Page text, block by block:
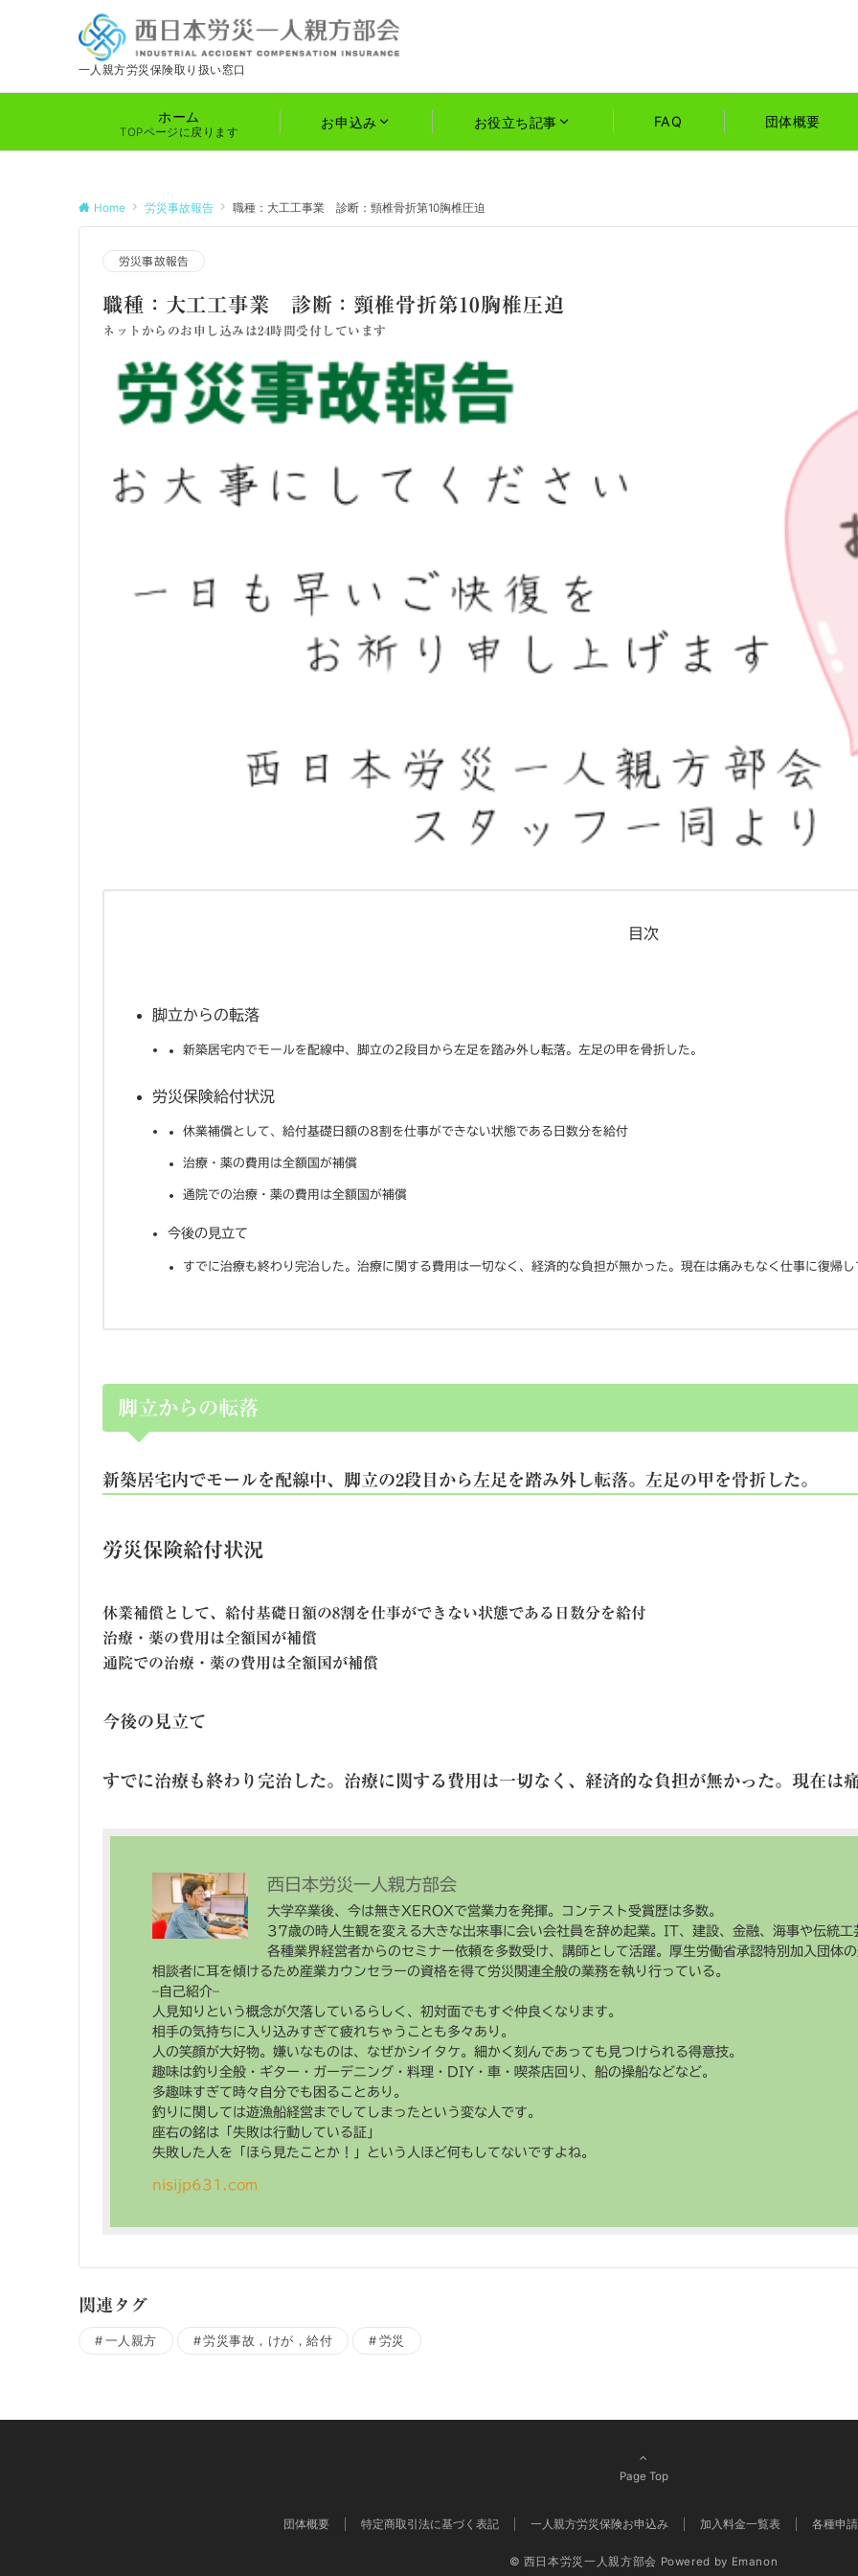
一人親方労災保険取り扱い窓口
ホーム
TOPページに戻ります
お申込み お役立ち記事 FAQ 団体概要
Home 労災事故報告 職種：大工工事業 診断：頸椎骨折第10胸椎圧迫
労災事故報告
職種：大工工事業 診断：頸椎骨折第10胸椎圧迫
ネットからのお申し込みは24時間受付しています
目次
脚立からの転落
新築居宅内でモールを配線中、脚立の2段目から左足を踏み外し転落。左足の甲を骨折した。
労災保険給付状況
休業補償として、給付基礎日額の8割を仕事ができない状態である日数分を給付
治療・薬の費用は全額国が補償
通院での治療・薬の費用は全額国が補償
今後の見立て
すでに治療も終わり完治した。治療に関する費用は一切なく、経済的な負担が無かった。現在は痛みもなく仕事に復帰し
脚立からの転落
新築居宅内でモールを配線中、脚立の2段目から左足を踏み外し転落。左足の甲を骨折した。
労災保険給付状況
休業補償として、給付基礎日額の8割を仕事ができない状態である日数分を給付
治療・薬の費用は全額国が補償
通院での治療・薬の費用は全額国が補償
今後の見立て
すでに治療も終わり完治した。治療に関する費用は一切なく、経済的な負担が無かった。現在は
西日本労災一人親方部会
大学卒業後、今は無きXEROXで営業力を発揮。コンテスト受賞歴は多数。
37歳の時人生観を変える大きな出来事に会い会社員を辞め起業。IT、建設、金融、海事や伝統
各種業界経営者からのセミナー依頼を多数受け、講師として活躍。厚生労働省承認特別加入団体
相談者に耳を傾けるため産業カウンセラーの資格を得て労災関連全般の業務を執り行っている。
–自己紹介–
人見知りという概念が欠落しているらしく、初対面でもすぐ仲良くなります。
相手の気持ちに入り込みすぎて疲れちゃうことも多々あり。
人の笑顔が大好物。嫌いなものは、なぜかシイタケ。細かく刻んであっても見つけられる得意技。
趣味は釣り全般・ギター・ガーデニング・料理・DIY・車・喫茶店回り、船の操船などなど。
多趣味すぎて時々自分でも困ることあり。
釣りに関しては遊漁船経営までしてしまったという変な人です。
座右の銘は「失敗は行動している証」
失敗した人を「ほら見たことか！」という人ほど何もしてないですよね。
nisijp631.com
関連タグ
一人親方 労災事故，けが，給付 労災
Page Top
団体概要 特定商取引法に基づく表記 一人親方労災保険お申込み 加入料金一覧表 各種申請
© 西日本労災一人親方部会 Powered by Emanon